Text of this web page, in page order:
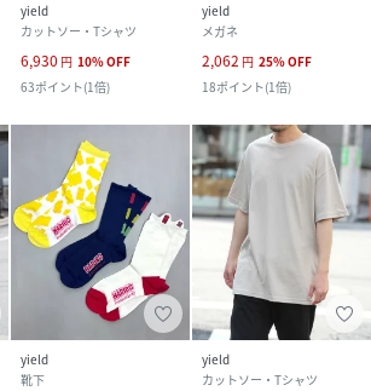
yield
カットソー・Tシャツ
6,930 円 10%OFF
63ポイント(1倍)
yield
メガネ
2,062 円 25%OFF
18ポイント(1倍)
yield
靴下
yield
カットソー・Tシャツ